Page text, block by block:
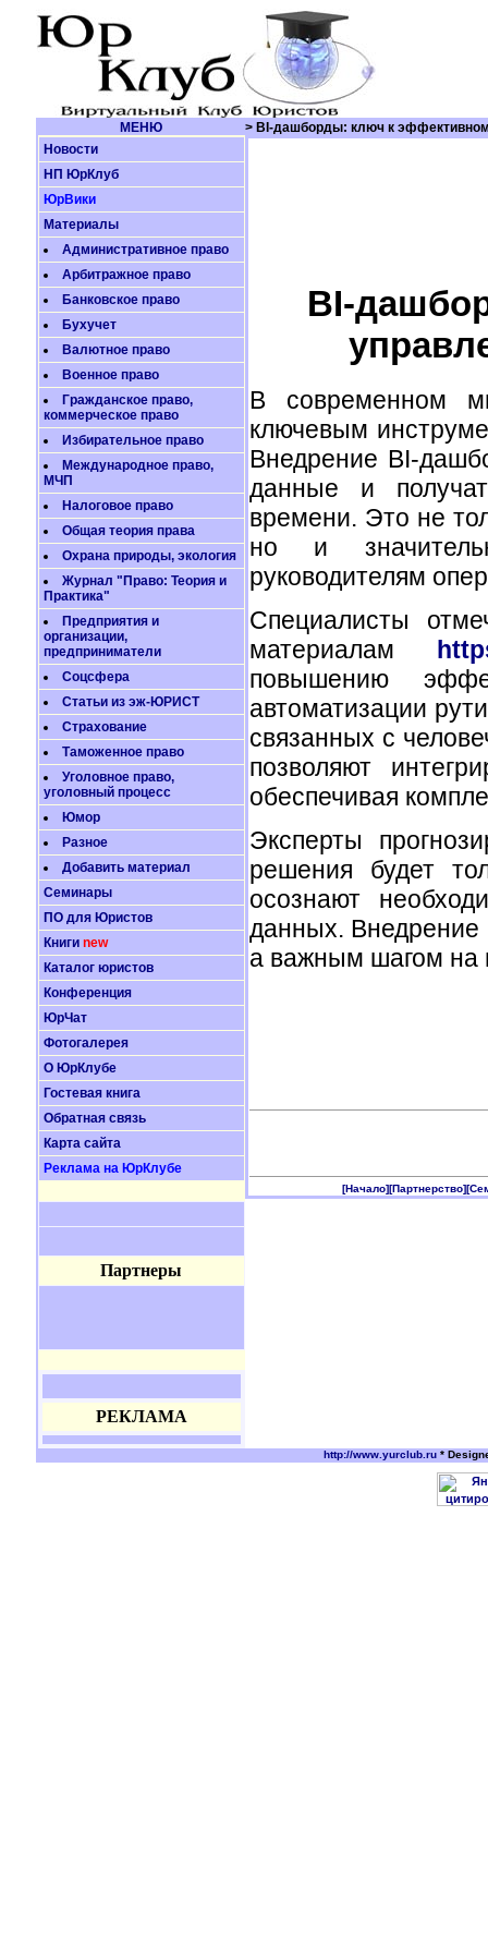
МЕНЮ
> BI-дашборды: ключ к
Новости
НП ЮрКлуб
ЮрВики
Материалы
Административное право
Арбитражное право
Банковское право
Бухучет
Валютное право
Военное право
Гражданское право,
коммерческое право
Избирательное право
Международное право,
МЧП
Налоговое право
Общая теория права
Охрана природы, экология
Журнал "Право: Теория и
Практика"
Предприятия и
организации,
предприниматели
Соцсфера
Статьи из эж-ЮРИСТ
Страхование
Таможенное право
Уголовное право,
уголовный процесс
Юмор
Разное
Добавить материал
Семинары
ПО для Юристов
Книги new
Каталог юристов
Конференция
ЮрЧат
Фотогалерея
О ЮрКлубе
Гостевая книга
Обратная связь
Карта сайта
Реклама на ЮрКлубе
Партнеры
РЕКЛАМА
BI-
В современном
ключевым
Внедрение BI-
данные и
времени. Это не
но и
руководителям
Специалисты
материалам
повышению
автоматизации
связанных с
позволяют
обеспечивая
Эксперты
решения будет
осознают
данных. Внедрение
а важным шагом на
[Начало][Партнерство]
http://www.yurclub.ru*